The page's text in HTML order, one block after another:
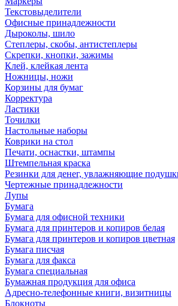
Текстовыделители
Офисные принадлежности
Дыроколы, шило
Степлеры, скобы, антистеплеры
Скрепки, кнопки, зажимы
Клей, клейкая лента
Ножницы, ножи
Корзины для бумаг
Корректура
Ластики
Точилки
Настольные наборы
Коврики на стол
Печати, оснастки, штампы
Штемпельная краска
Резинки для денег, увлажняющие
Чертежные принадлежности
Лупы
Бумага
Бумага для офисной техники
Бумага для принтеров и копиров белая
Бумага для принтеров и копиров цветная
Бумага писчая
Бумага для факса
Бумага специальная
Бумажная продукция для офиса
Адресно-телефонные книги, визитницы
Блокноты